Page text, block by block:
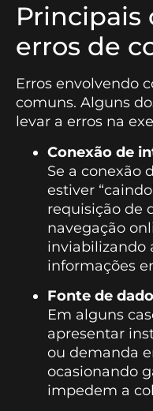
Principais
erros de
Erros envolvendo
comuns. Alguns
levar a erros na
Conexão de
Se a conexão
estiver
requisição de
navegação
inviabilizando
informações
Fonte de
Em alguns
apresentar
ou demanda
ocasionando
impedem a